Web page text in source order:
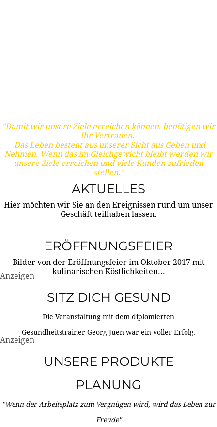
"Damit wir unsere Ziele erreichen können, benötigen wir
Ihr Vertrauen.
Das Leben besteht aus unserer Sicht aus Geben und
Nehmen. Wenn das im Gleichgewicht bleibt werden wir
unsere Ziele erreichen und viele Kunden zufrieden
stellen."
AKTUELLES
Hier möchten wir Sie an den Ereignissen rund um unser
Geschäft teilhaben lassen.
ERÖFFNUNGSFEIER
Bilder von der Eröffnungsfeier im Oktober 2017 mit
kulinarischen Köstlichkeiten...
Anzeigen
SITZ DICH GESUND
Die Veranstaltung mit dem diplomierten
Gesundheitstrainer Georg Juen war ein voller Erfolg.
Anzeigen
UNSERE PRODUKTE
PLANUNG
"Wenn der Arbeitsplatz zum Vergnügen wird, wird das Leben zur
Freude"